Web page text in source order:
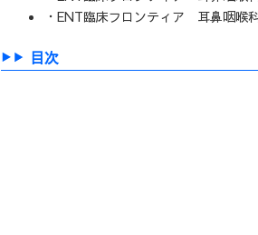
・ENT臨床フロンティア 耳鼻咽喉
目次